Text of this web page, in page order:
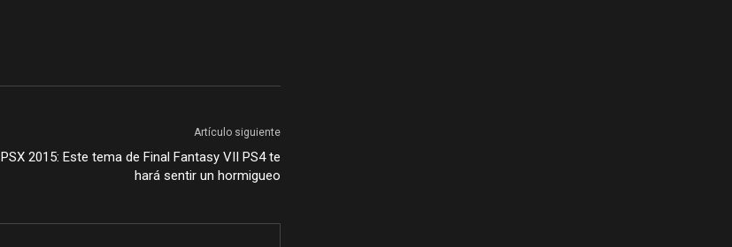
Artículo siguiente
PSX 2015: Este tema de Final Fantasy VII PS4 te
hará sentir un hormigueo